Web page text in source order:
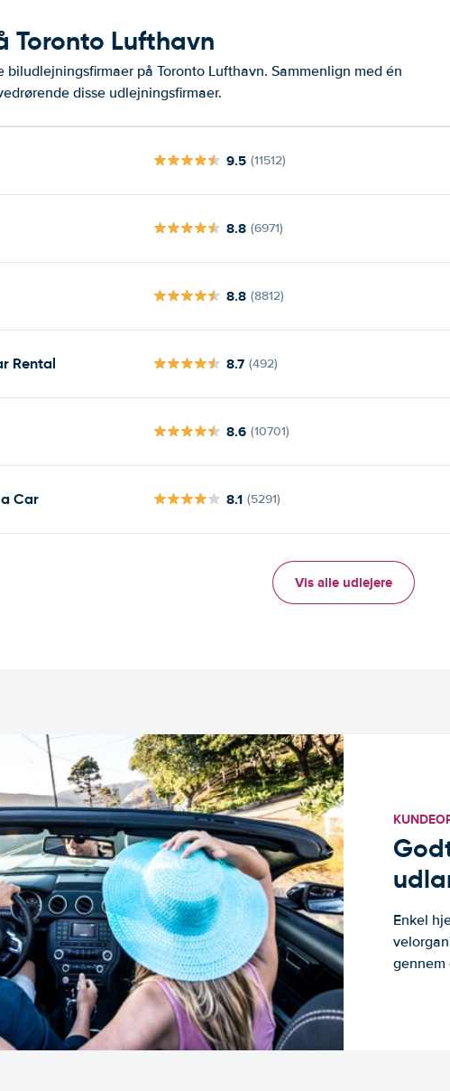
Toronto Lufthavn
på Toronto Lufthavn. Sammenlign med én
disse udlejningsfirmaer.
9.5 (11512)
8.8 (6971)
8.8 (8812)
Rental 8.7 (492)
8.6 (10701)
Car 8.1 (5291)
Vis alle udlejere
Enkel
gennem